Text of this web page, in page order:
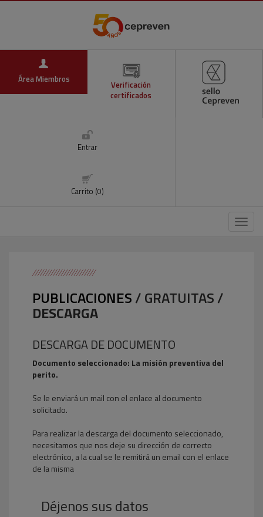
Área Miembros
Verificación
certificados
Entrar
Carrito (0)
Menú
PUBLICACIONES/ GRATUITAS /
DESCARGA
DESCARGA DE DOCUMENTO
Documento seleccionado: La misión preventiva del
perito.
Se le enviará un mail con el enlace al documento
solicitado.
Para realizar la descarga del documento seleccionado,
necesitamos que nos deje su dirección de correcto
electrónico, a la cual se le remitirá un email con el enlace
de la misma
Déjenos sus datos